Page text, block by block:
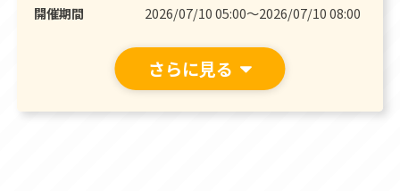
さらに見る
開催期間
2026/07/10 05:00〜2026/07/10 08:00